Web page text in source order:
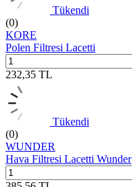
Tükendi
(0)
KORE
Polen Filtresi Lacetti
232,35 TL
Tükendi
(0)
WUNDER
Hava Filtresi Lacetti Wunder